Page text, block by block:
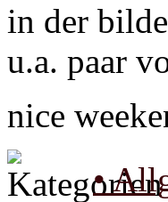
in der
u.a. paar
nice
•